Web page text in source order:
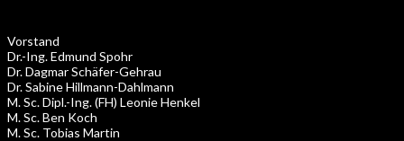
Vorstand
Dr.-Ing. Edmund Spohr
Dr. Dagmar Schäfer-Gehrau
Dr. Sabine Hillmann-Dahlmann
M. Sc. Dipl.-Ing. (FH) Leonie Henkel
M. Sc. Ben Koch
M. Sc. Tobias Martin